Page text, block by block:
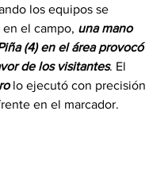
los equipos se
el campo, una mano
(4) en el área provocó
de los visitantes. El
lo ejecutó con precisión
en el marcador.